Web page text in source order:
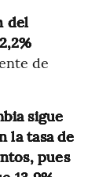
del
de
sigue
la tasa de
pues